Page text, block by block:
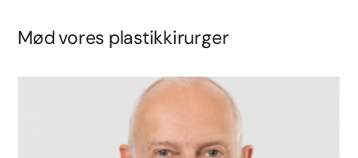
Mød vores plastikkirurger